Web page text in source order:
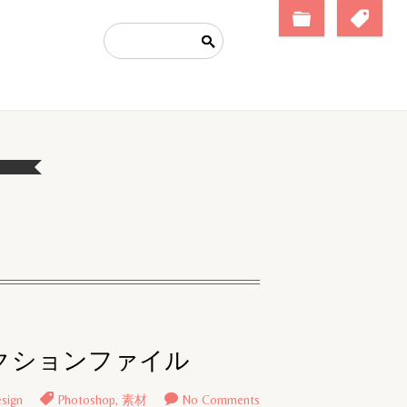
ションファイル
Photoshop, 素材 No Comments